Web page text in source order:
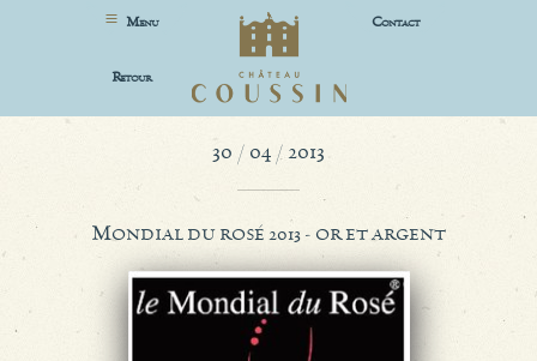
MENU CONTACT
RETOUR
30 / 04 / 2013
MONDIAL DU ROSÉ 2013 - OR ET ARGENT